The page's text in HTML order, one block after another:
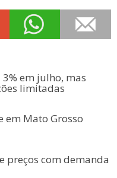
em julho, mas
limitadas
Mato Grosso
preços com demanda